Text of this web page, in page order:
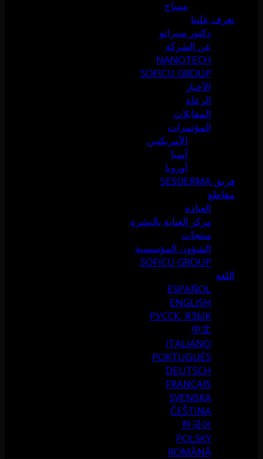
مساج
تعرف علينا
دكتور سيرانو
عن الشركة
NANOTECH
SOFICU GROUP
الأخبار
الرعاة
المقابلات
المؤتمرات
الأمريكتين
آسيا
أوروبا
فريق SESDERMA
مقاطع
العيادة
مركز العناية بالبشرة
منتجات
الشؤون المؤسسية
SOFICU GROUP
اللغة
ESPAÑOL
ENGLISH
РУССК. ЯЗЫК
中文
ITALIANO
PORTUGUÉS
DEUTSCH
FRANÇAIS
SVENSKA
ČEŠTINA
한국어
POLSKY
ROMÂNĂ